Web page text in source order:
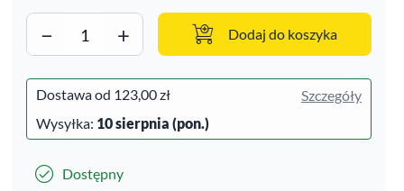
− + Dodaj do koszyka
Dostawa od 123,00 zł
Szczegóły
Wysyłka: 10 sierpnia (pon.)
Dostępny